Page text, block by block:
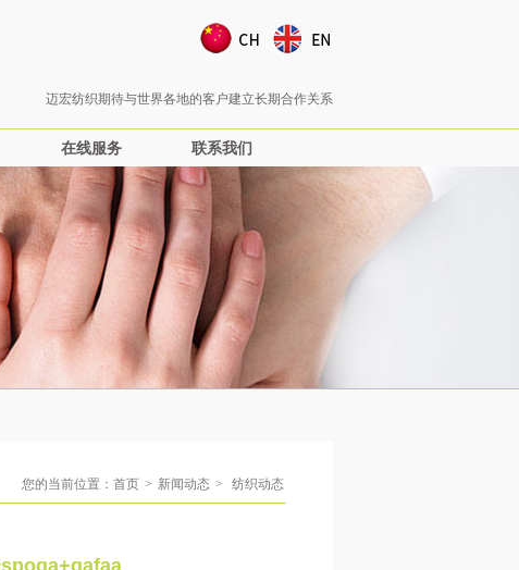
迈宏纺织期待与世界各地的客户建立长期合作关系
在线服务 联系我们
在线服务 联系我们
您的当前位置： 首页 > 新闻动态 > 纺织动态
spoga+gafaa